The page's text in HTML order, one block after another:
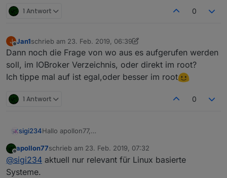
1 Antwort 0
J Jan1schrieb am 23. Feb. 2019, 06:39
zuletzt editiert von Jan1
Dann noch die Frage von wo aus es aufgerufen werden
soll, im IOBroker Verzeichnis, oder direkt im root?
Ich tippe mal auf ist egal,oder besser im root
1 Antwort 0
sigi234Hallo apollon77,
Thema...
Offline
apollon77schrieb am 23. Feb. 2019, 07:32
zuletzt editiert von
@sigi234 aktuell nur relevant für Linux basierte
Systeme.